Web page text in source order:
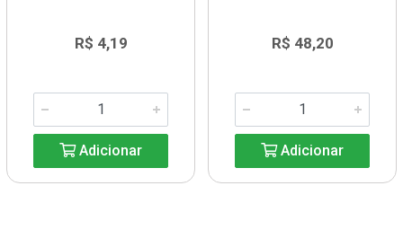
R$ 4,19
Adicionar
R$ 48,20
Adicionar